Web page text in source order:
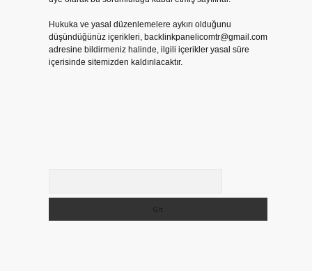
Hukuka ve yasal düzenlemelere aykırı olduğunu
düşündüğünüz içerikleri, backlinkpanelicomtr@gmail.com
adresine bildirmeniz halinde, ilgili içerikler yasal süre
içerisinde sitemizden kaldırılacaktır.